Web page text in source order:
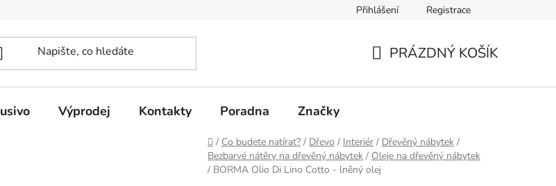
Přihlášení Registrace
PRÁZDNÝ KOŠÍK
Výprodej Kontakty Poradna Značky
Domů
/ Co budete natírat? / Dřevo / Interiér / Dřevěný nábytek /
Bezbarvé nátěry na dřevěný nábytek / Oleje na dřevěný nábytek
/ BORMA Olio Di Lino Cotto - lněný olej